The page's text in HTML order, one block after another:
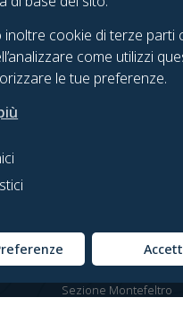
Fossombrone in
LEGAL
© Copyright Club Alpino
Sezione Montefeltro
inoltre cookie di terze parti
come utilizzi
le tue preferenze.